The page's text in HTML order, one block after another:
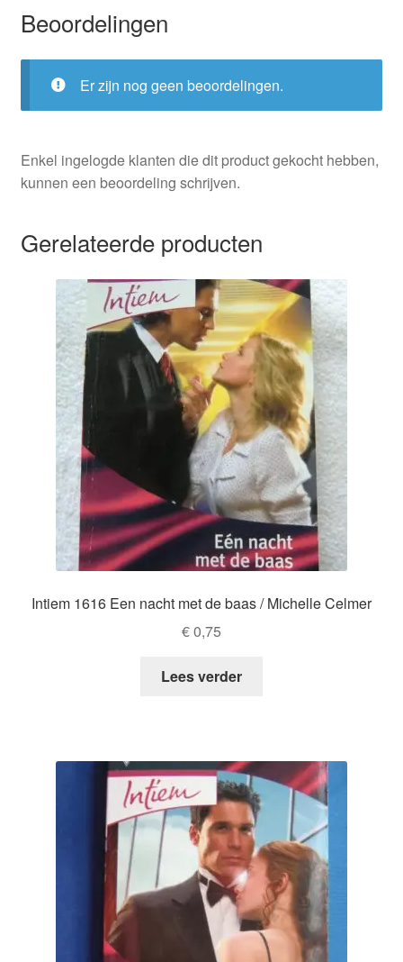
Beoordelingen
Er zijn nog geen beoordelingen.
Enkel ingelogde klanten die dit product gekocht hebben,
kunnen een beoordeling schrijven.
Gerelateerde producten
Intiem 1616 Een nacht met de baas / Michelle Celmer
€0,75
Lees verder